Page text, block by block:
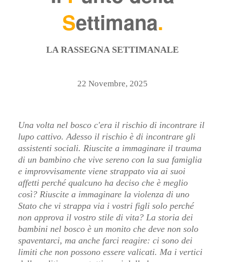
Settimana.
LA RASSEGNA SETTIMANALE
22 Novembre, 2025
Una volta nel bosco c'era il rischio di incontrare il
lupo cattivo. Adesso il rischio è di incontrare gli
assistenti sociali. Riuscite a immaginare il trauma
di un bambino che vive sereno con la sua famiglia
e improvvisamente viene strappato via ai suoi
affetti perché qualcuno ha deciso che è meglio
così? Riuscite a immaginare la violenza di uno
Stato che vi strappa via i vostri figli solo perché
non approva il vostro stile di vita? La storia dei
bambini nel bosco è un monito che deve non solo
spaventarci, ma anche farci reagire: ci sono dei
limiti che non possono essere valicati. Ma i vertici